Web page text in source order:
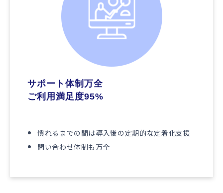
サポート体制万全
ご利用満足度95%
慣れるまでの間は導入後の定期的な定着化支援
問い合わせ体制も万全